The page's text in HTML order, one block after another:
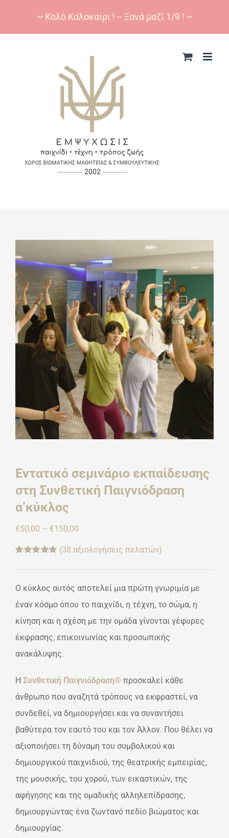
Εντατικό σεμινάριο εκπαίδευσης
στη Συνθετική Παιγνιόδραση
α’κύκλος
€50,00 – €150,00
range:
€150,00
βαθμολογίες
(38 αξιολογήσεις πελατών)
Ο κύκλος αυτός αποτελεί μια πρώτη γνωριμία με
έναν κόσμο όπου το παιχνίδι, η τέχνη, το σώμα, η
κίνηση και η σχέση με την ομάδα γίνονται γέφυρες
έκφρασης, επικοινωνίας και προσωπικής
ανακάλυψης.
Η Συνθετική Παιγνιόδραση® προσκαλεί κάθε
άνθρωπο που αναζητά τρόπους να εκφραστεί, να
συνδεθεί, να δημιουργήσει και να συναντήσει
βαθύτερα τον εαυτό του και τον Άλλον. Που θέλει να
αξιοποιήσει τη δύναμη του συμβολικού και
δημιουργικού παιχνιδιού, της θεατρικής εμπειρίας,
της μουσικής, του χορού, των εικαστικών, της
αφήγησης και της ομαδικής αλληλεπίδρασης,
δημιουργώντας ένα ζωντανό πεδίο βιώματος και
δημιουργίας.
~ Καλό Καλοκαίρι ! -- Ξανά μαζί 1/9 ! ~